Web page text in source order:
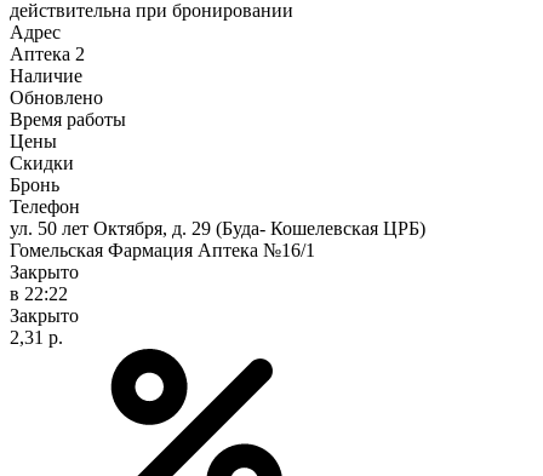
действительна при бронировании
Адрес
Аптека 2
Наличие
Обновлено
Время работы
Цены
Скидки
Бронь
Телефон
ул. 50 лет Октября, д. 29 (Буда- Кошелевская ЦРБ)
Гомельская Фармация Аптека №16/1
Закрыто
в 22:22
Закрыто
2,31 р.